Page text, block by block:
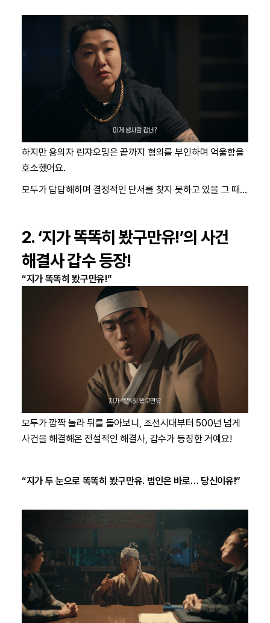
하지만 용의자 린쟈오밍은 끝까지 혐의를 부인하며 억울함을
호소했어요.
모두가 답답해하며 결정적인 단서를 찾지 못하고 있을 그 때…
2. ‘지가 똑똑히 봤구만유!’의 사건
해결사 갑수 등장!
“지가 똑똑히 봤구만유!”
모두가 깜짝 놀라 뒤를 돌아보니, 조선시대부터 500년 넘게
사건을 해결해온 전설적인 해결사, 갑수가 등장한 거예요!
“지가 두 눈으로 똑똑히 봤구만유. 범인은 바로… 당신이유!”